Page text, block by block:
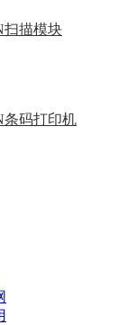
扫描模块
码打印机